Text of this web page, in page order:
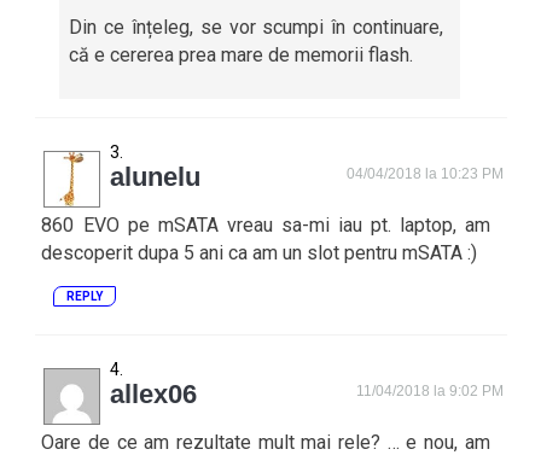
Din ce înțeleg, se vor scumpi în continuare,
că e cererea prea mare de memorii flash.
alunelu 04/04/2018 la 10:23 PM
860 EVO pe mSATA vreau sa-mi iau pt. laptop, am
descoperit dupa 5 ani ca am un slot pentru mSATA :)
REPLY
allex06 11/04/2018 la 9:02 PM
Oare de ce am rezultate mult mai rele? … e nou, am